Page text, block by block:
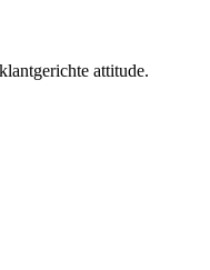
attitude.